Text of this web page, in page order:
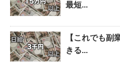
最短...
【これでも副
きる...